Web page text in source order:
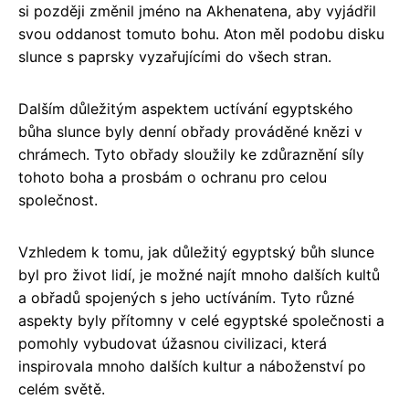
si později změnil jméno na Akhenatena, aby vyjádřil
svou oddanost tomuto bohu. Aton měl podobu disku
slunce s paprsky vyzařujícími do všech stran.
Dalším důležitým aspektem uctívání egyptského
bůha slunce byly denní obřady prováděné knězi v
chrámech. Tyto obřady sloužily ke zdůraznění síly
tohoto boha a prosbám o ochranu pro celou
společnost.
Vzhledem k tomu, jak důležitý egyptský bůh slunce
byl pro život lidí, je možné najít mnoho dalších kultů
a obřadů spojených s jeho uctíváním. Tyto různé
aspekty byly přítomny v celé egyptské společnosti a
pomohly vybudovat úžasnou civilizaci, která
inspirovala mnoho dalších kultur a náboženství po
celém světě.